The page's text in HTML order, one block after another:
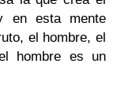
en esta mente
el hombre, el
hombre es un